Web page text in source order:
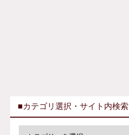
■カテゴリ選択・サイト内検索